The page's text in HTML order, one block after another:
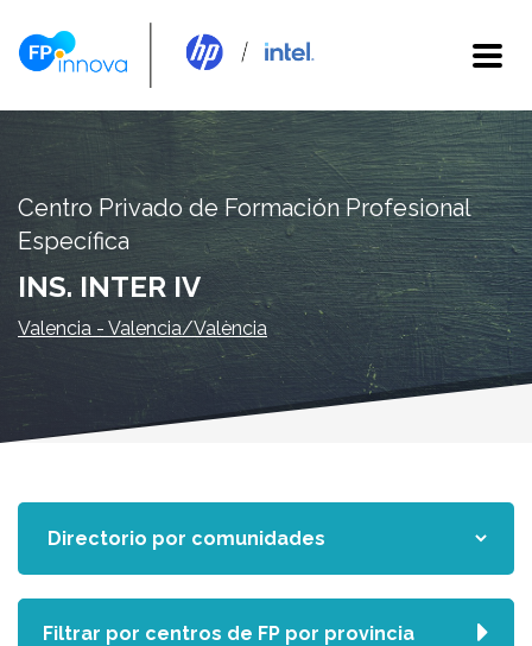
Centro Privado de Formación Profesional
Específica
INS. INTER IV
Valencia - Valencia/València
Filtrar por centros de FP por provincia